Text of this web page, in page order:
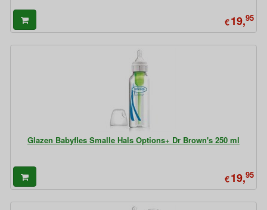
€19,95
Glazen Babyfles Smalle Hals Options+ Dr Brown's 250 ml
€19,95